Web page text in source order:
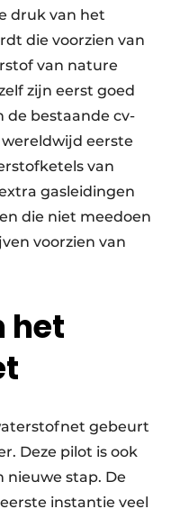
druk van het
die voorzien van
van nature
zijn eerst goed
de bestaande cv-
eerste
van
gasleidingen
die niet meedoen
voorzien van
het
gebeurt
Deze pilot is ook
nieuwe stap. De
instantie veel